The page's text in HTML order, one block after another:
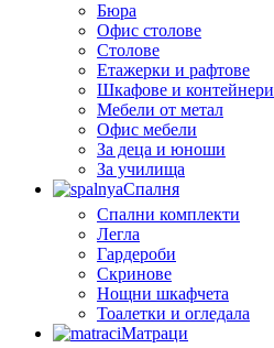
Бюра
Офис столове
Столове
Етажерки и рафтове
Шкафове и контейнери
Мебели от метал
Офис мебели
За деца и юноши
За училища
Спалня
Спални комплекти
Легла
Гардероби
Скринове
Нощни шкафчета
Тоалетки и огледала
Матраци